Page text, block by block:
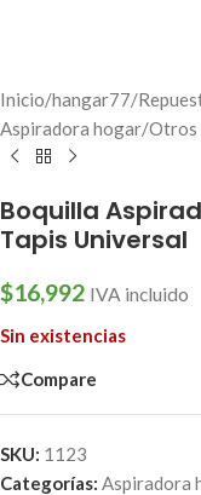
Inicio/hangar77/
Aspiradora hogar/Otros
Boquilla
Tapis Universal
$16,992 IVA incluido
Sin existencias
Compare
SKU: 1123
Categorías: Aspiradora